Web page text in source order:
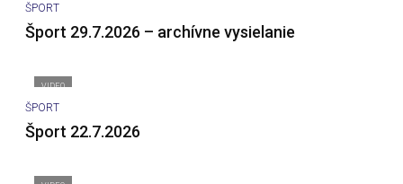
ŠPORT
Šport 29.7.2026 – archívne vysielanie
VIDEO
ŠPORT
Šport 22.7.2026